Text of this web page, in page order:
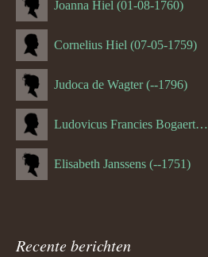
Joanna Hiel (01-08-1760)
Cornelius Hiel (07-05-1759)
Judoca de Wagter (--1796)
Ludovicus Francies Bogaert (--1825)
Elisabeth Janssens (--1751)
Recente berichten